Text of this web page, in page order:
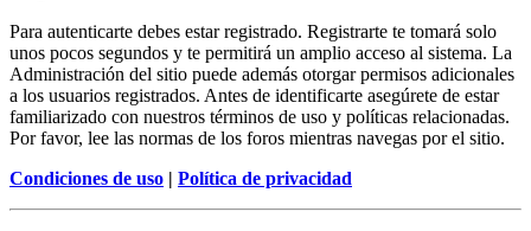
Para autenticarte debes estar registrado. Registrarte te tomará solo
unos pocos segundos y te permitirá un amplio acceso al sistema. La
Administración del sitio puede además otorgar permisos adicionales
a los usuarios registrados. Antes de identificarte asegúrete de estar
familiarizado con nuestros términos de uso y políticas relacionadas.
Por favor, lee las normas de los foros mientras navegas por el sitio.
Condiciones de uso | Política de privacidad